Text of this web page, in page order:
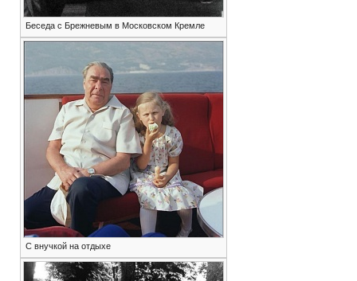
Беседа с Брежневым в Московском Кремле
С внучкой на отдыхе